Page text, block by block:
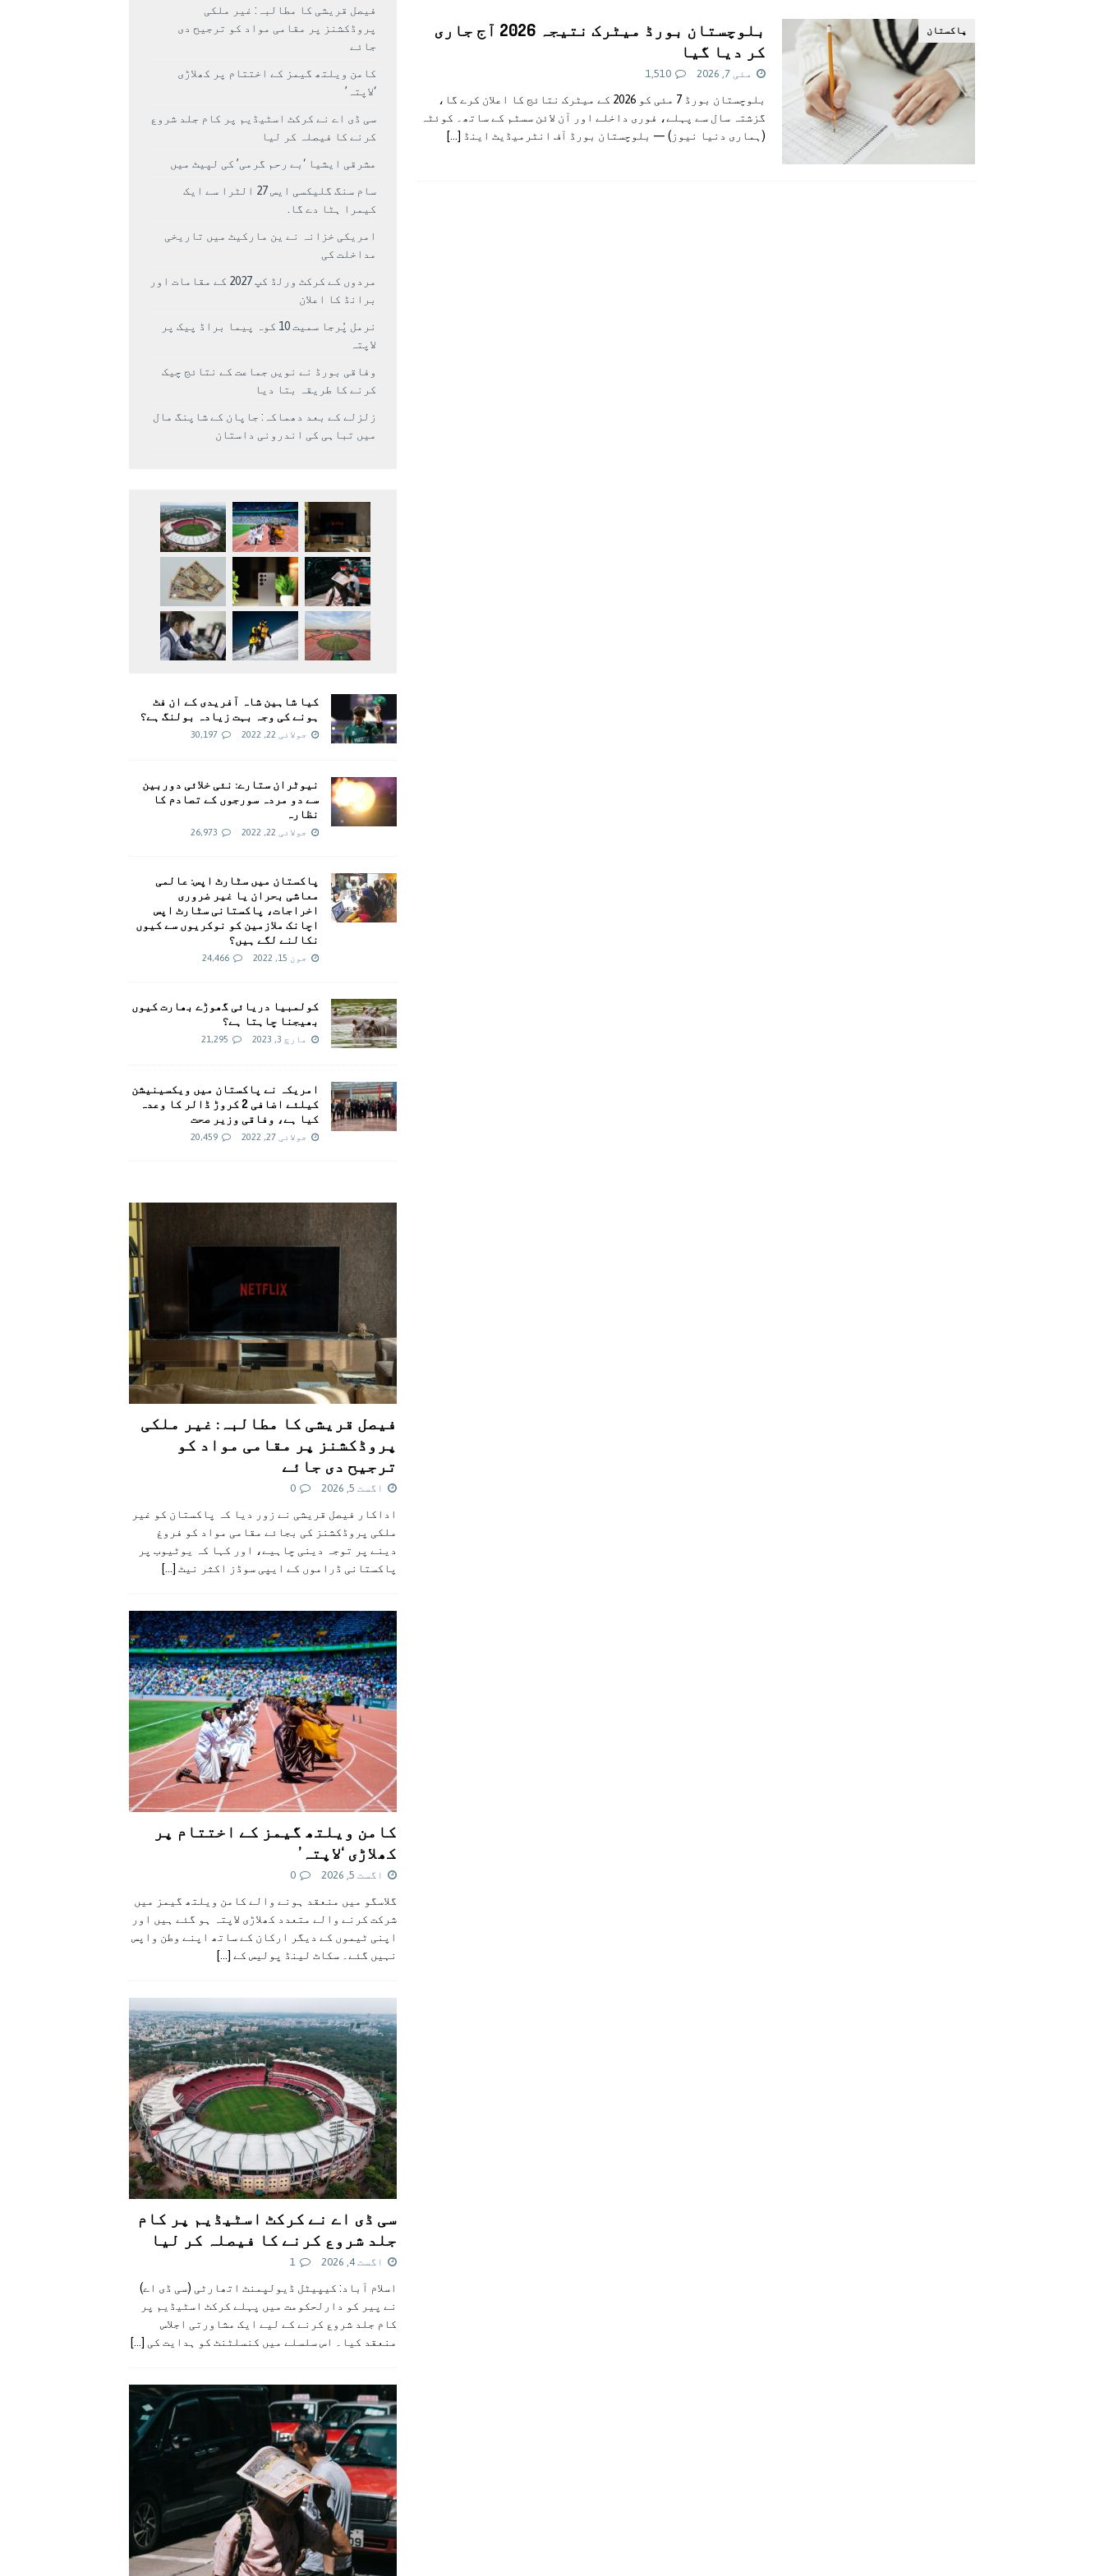
پاکستان پاکستان
بلوچستان بورڈ میٹرک نتیجہ 2026 آج جاری
کر دیا گیا
مئی 7, 2026 1,510
بلوچستان بورڈ 7 مئی کو 2026 کے میٹرک نتائج کا اعلان کرے گا،
گزشتہ سال سے پہلے، فوری داخلے اور آن لائن سسٹم کے ساتھ۔ کوئٹہ
(ہماری دنیا نیوز) — بلوچستان بورڈ آف انٹرمیڈیٹ اینڈ […]
فیصل قریشی کا مطالبہ: غیر ملکی
پروڈکشنز پر مقامی مواد کو ترجیح دی
جائے
کامن ویلتھ گیمز کے اختتام پر کھلاڑی
‘لاپتہ’
سی ڈی اے نے کرکٹ اسٹیڈیم پر کام جلد شروع
کرنے کا فیصلہ کر لیا
مشرقی ایشیا ‘بے رحم گرمی’ کی لپیٹ میں
سام سنگ گلیکسی ایس 27 الٹرا سے ایک
کیمرا ہٹا دے گا.
امریکی خزانہ نے ین مارکیٹ میں تاریخی
مداخلت کی
مردوں کے کرکٹ ورلڈ کپ 2027 کے مقامات اور
برانڈ کا اعلان
نرمل پُرجا سمیت 10 کوہ پیما براڈ پیک پر
لاپتہ
وفاقی بورڈ نے نویں جماعت کے نتائج چیک
کرنے کا طریقہ بتا دیا
زلزلے کے بعد دھماکہ: جاپان کے شاپنگ مال
میں تباہی کی اندرونی داستان
کیا شاہین شاہ آفریدی کے ان فٹ
ہونے کی وجہ بہت زیادہ بولنگ ہے؟
جولائی 22, 2022 30,197
نیوٹران ستارے: نئی خلائی دوربین
سے دو مردہ سورجوں کے تصادم کا
نظارہ
جولائی 22, 2022 26,973
پاکستان میں سٹارٹ اپس: عالمی
معاشی بحران یا غیر ضروری
اخراجات، پاکستانی سٹارٹ اپس
اچانک ملازمین کو نوکریوں سے کیوں
نکالنے لگے ہیں؟
جون 15, 2022 24,466
کولمبیا دریائی گھوڑے بھارت کیوں
بھیجنا چاہتا ہے؟
مارچ 3, 2023 21,295
امريکہ نے پاکستان میں ویکسینیشن
کیلئے اضافی 2 کروڑ ڈالر کا وعدہ
کیا ہے، وفاقی وزیر صحت
جولائی 27, 2022 20,459
فیصل قریشی کا مطالبہ: غیر ملکی
پروڈکشنز پر مقامی مواد کو
ترجیح دی جائے
اگست 5, 2026 0
اداکار فیصل قریشی نے زور دیا کہ پاکستان کو غیر
ملکی پروڈکشنز کی بجائے مقامی مواد کو فروغ
دینے پر توجہ دینی چاہیے، اور کہا کہ یوٹیوب پر
پاکستانی ڈراموں کے ایپی سوڈز اکثر نیٹ [...]
کامن ویلتھ گیمز کے اختتام پر
کھلاڑی ‘لاپتہ’
اگست 5, 2026 0
گلاسگو میں منعقد ہونے والے کامن ویلتھ گیمز میں
شرکت کرنے والے متعدد کھلاڑی لاپتہ ہو گئے ہیں اور
اپنی ٹیموں کے دیگر ارکان کے ساتھ اپنے وطن واپس
نہیں گئے۔ سکاٹ لینڈ پولیس کے [...]
سی ڈی اے نے کرکٹ اسٹیڈیم پر کام
جلد شروع کرنے کا فیصلہ کر لیا
اگست 4, 2026 1
اسلام آباد: کیپیٹل ڈیولپمنٹ اتھارٹی (سی ڈی اے)
نے پیر کو دارلحکومت میں پہلے کرکٹ اسٹیڈیم پر
کام جلد شروع کرنے کے لیے ایک مشاورتی اجلاس
منعقد کیا۔ اس سلسلے میں کنسلٹنٹ کو ہدایت کی [...]